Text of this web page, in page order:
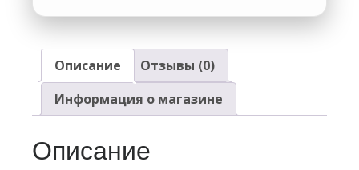
Описание
Отзывы (0)
Информация о магазине
Описание